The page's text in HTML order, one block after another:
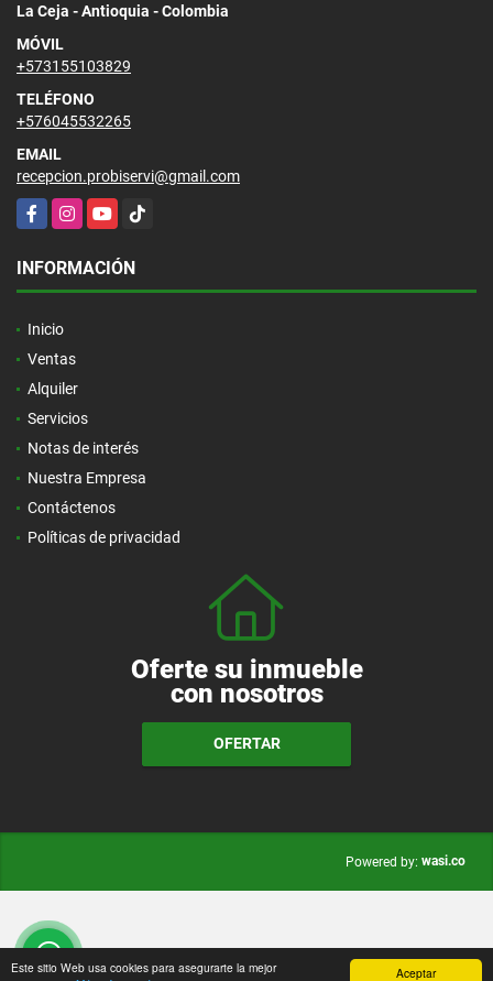
Aceptar
Este sitio Web usa cookies para asegurarte la mejor
La Ceja - Antioquia - Colombia
MÓVIL
+573155103829
TELÉFONO
+576045532265
EMAIL
recepcion.probiservi@gmail.com
FacebookInstagramYouTubeTikTok
INFORMACIÓN
Inicio
Ventas
Alquiler
Servicios
Notas de interés
Nuestra Empresa
Contáctenos
Políticas de privacidad
Oferte su inmueble
con nosotros
OFERTAR
Powered by: wasi.co